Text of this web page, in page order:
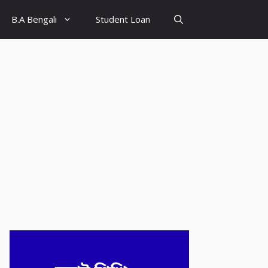
B.A Bengali Student Loan